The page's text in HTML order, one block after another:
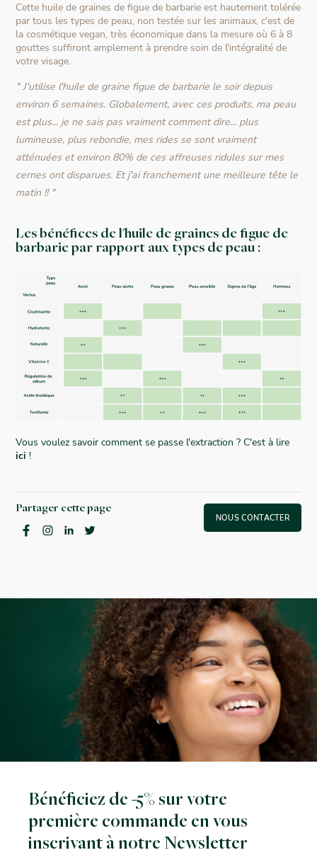
Cette huile de graines de figue de barbarie est hautement tolérée
par tous les types de peau, non testée sur les animaux, c'est de
la cosmétique vegan, très économique dans la mesure où 6 à 8
gouttes suffiront amplement à prendre soin de l'intégralité de
votre visage.
" J'utilise l'huile de graine figue de barbarie le soir depuis
environ 6 semaines. Globalement, avec ces produits, ma peau
est plus... je ne sais pas vraiment comment dire... plus
lumineuse, plus rebondie, mes rides se sont vraiment
atténuées et environ 80% de ces affreuses ridules sur mes
cernes ont disparues. Et j'ai franchement une meilleure tête le
matin !! "
Les bénéfices de l'huile de graines de figue de
barbarie par rapport aux types de peau :
Vous voulez savoir comment se passe l'extraction ? C'est à lire
ici!
Partager cette page
NOUS CONTACTER
Bénéficiez de -5% sur votre
première commande en vous
inscrivant à notre Newsletter